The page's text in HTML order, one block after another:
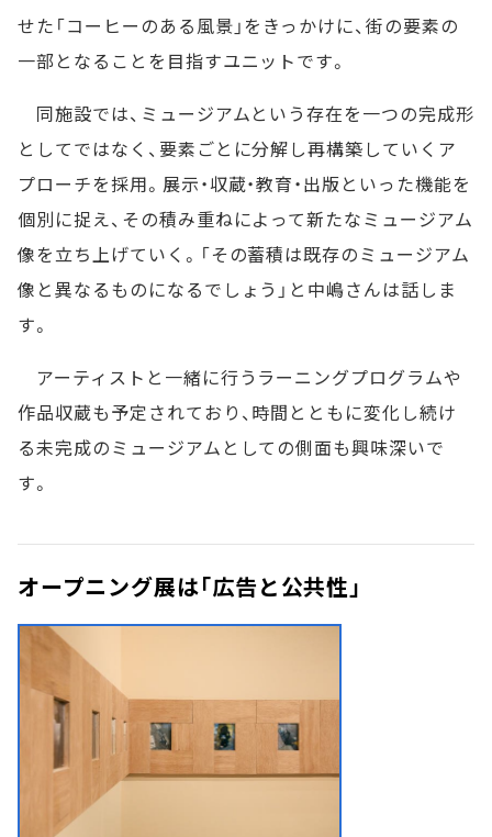
せた「コーヒーのある風景」をきっかけに、街の要素の
一部となることを目指すユニットです。
同施設では、ミュージアムという存在を一つの完成形
としてではなく、要素ごとに分解し再構築していくア
プローチを採用。展示・収蔵・教育・出版といった機能を
個別に捉え、その積み重ねによって新たなミュージアム
像を立ち上げていく。「その蓄積は既存のミュージアム
像と異なるものになるでしょう」と中嶋さんは話しま
す。
アーティストと一緒に行うラーニングプログラムや
作品収蔵も予定されており、時間とともに変化し続け
る未完成のミュージアムとしての側面も興味深いで
す。
オープニング展は「広告と公共性」